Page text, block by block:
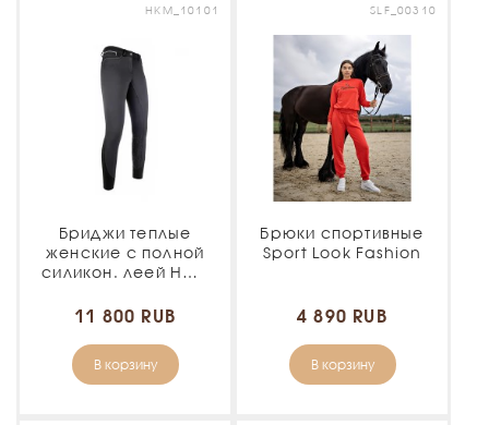
HKM_10101
Бриджи теплые
женские с полной
силикон. леей HKM
11 800 RUB
В корзину
SLF_00310
Брюки спортивные
Sport Look Fashion
4 890 RUB
В корзину